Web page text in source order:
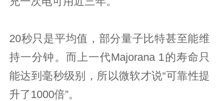
20秒只是平均值，部分量子比特甚至能维
持一分钟。而上一代Majorana 1的寿命只
能达到毫秒级别，所以微软才说“可靠性提
升了1000倍”。